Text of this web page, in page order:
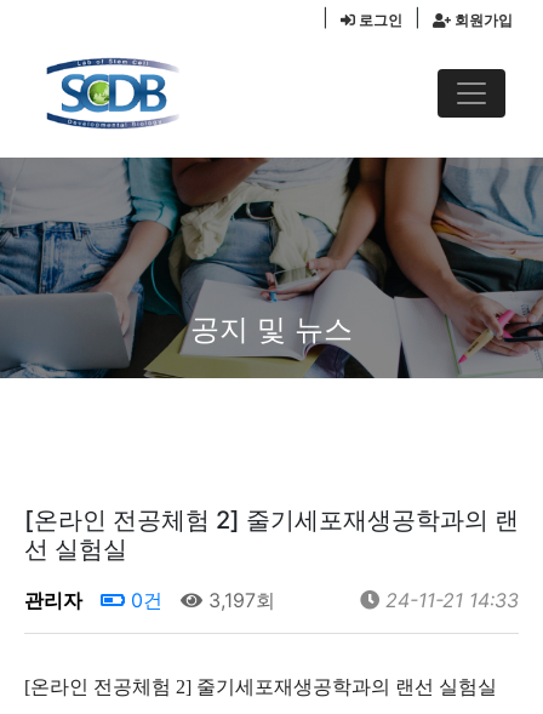
회원가입
로그인
공지 및 뉴스
[온라인 전공체험 2] 줄기세포재생공학과의 랜
선 실험실
관리자 0건 3,197회 24-11-21 14:33
[온라인 전공체험 2] 줄기세포재생공학과의 랜선 실험실